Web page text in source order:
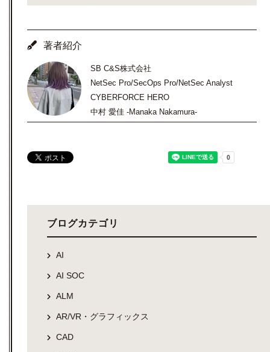
著者紹介
SB C&S株式会社
NetSec Pro/SecOps Pro/NetSec Analyst
CYBERFORCE HERO
中村 愛佳 -Manaka Nakamura-
ブログカテゴリ
AI
AI SOC
ALM
AR/VR・グラフィックス
CAD